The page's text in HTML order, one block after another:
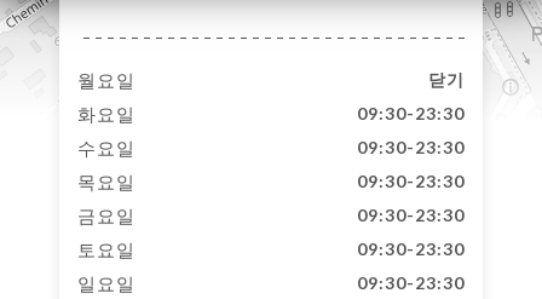
월요일 닫기
화요일 09:30-23:30
수요일 09:30-23:30
목요일 09:30-23:30
금요일 09:30-23:30
토요일 09:30-23:30
일요일 09:30-23:30